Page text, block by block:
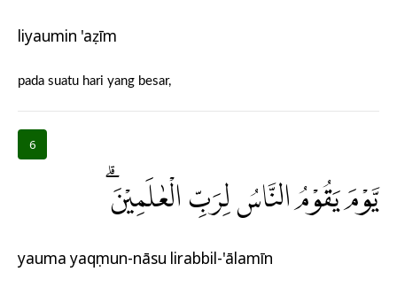
liyaumin 'aẓīm
pada suatu hari yang besar,
6
يَّوْمَ يَقُوْمُ النَّاسُ لِرَبِّ الْعٰلَمِيْنَۗ
yauma yaqụmun-nāsu lirabbil-'ālamīn